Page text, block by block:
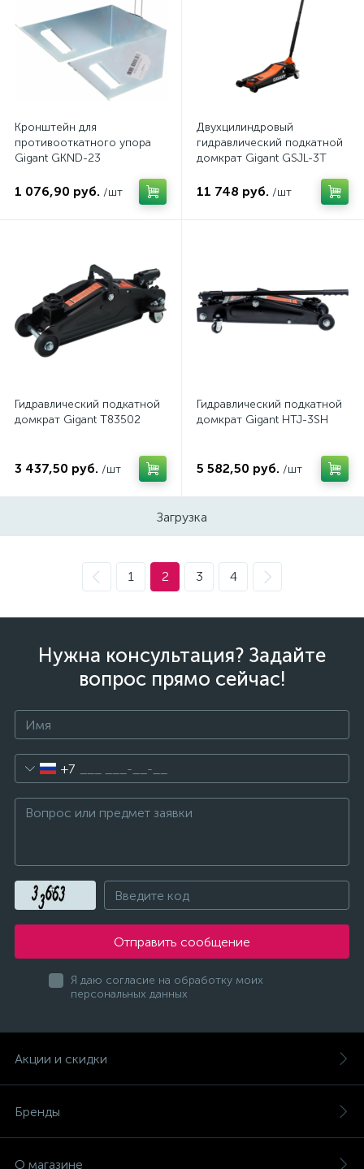
Кронштейн для
противооткатного упора
Gigant GKND-23
1 076,90 руб. /шт
Двухцилиндровый
гидравлический подкатной
домкрат Gigant GSJL-3T
11 748 руб. /шт
Гидравлический подкатной
домкрат Gigant T83502
3 437,50 руб. /шт
Гидравлический подкатной
домкрат Gigant HTJ-3SH
5 582,50 руб. /шт
Загрузка
1 2 3 4
Нужна консультация? Задайте
вопрос прямо сейчас!
+7
Отправить сообщение
Я даю согласие на обработку моих
персональных данных
Акции и скидки
Бренды
О магазине